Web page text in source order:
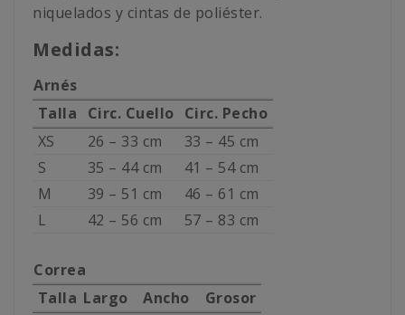
niquelados y cintas de poliéster.
Medidas:
Arnés
Talla
Circ. Cuello Circ. Pecho
XS
26 – 33 cm
33 – 45 cm
S
35 – 44 cm
41 – 54 cm
M
39 – 51 cm
46 – 61 cm
L
42 – 56 cm 57 – 83 cm
Correa
Talla Largo Ancho
Grosor